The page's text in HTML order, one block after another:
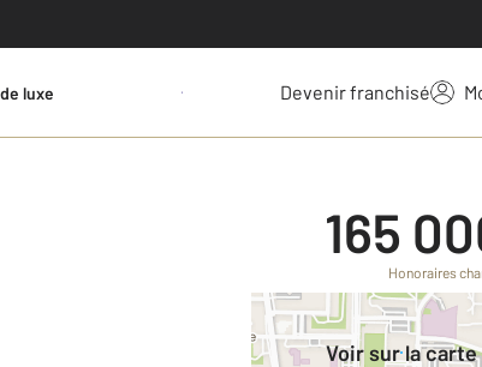
luxe Estimer votre bien Devenir franchisé
165
Honoraires
Voir sur la carte